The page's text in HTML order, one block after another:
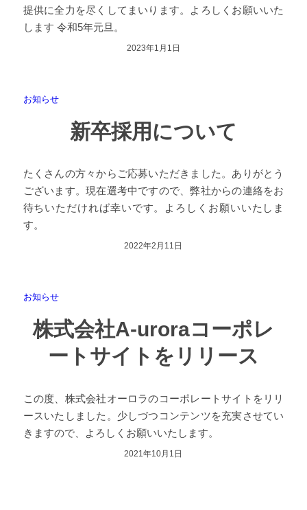
提供に全力を尽くしてまいります。よろしくお願いいた
します 令和5年元旦。
2023年1月1日
お知らせ
新卒採用について
たくさんの方々からご応募いただきました。ありがとう
ございます。現在選考中ですので、弊社からの連絡をお
待ちいただければ幸いです。よろしくお願いいたしま
す。
2022年2月11日
お知らせ
株式会社A-uroraコーポレ
ートサイトをリリース
この度、株式会社オーロラのコーポレートサイトをリリ
ースいたしました。少しづつコンテンツを充実させてい
きますので、よろしくお願いいたします。
2021年10月1日